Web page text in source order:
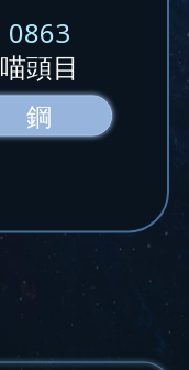
0863
喵頭目
鋼